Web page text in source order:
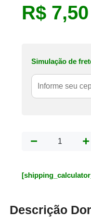
R$ 7,50
Simulação de
Descrição